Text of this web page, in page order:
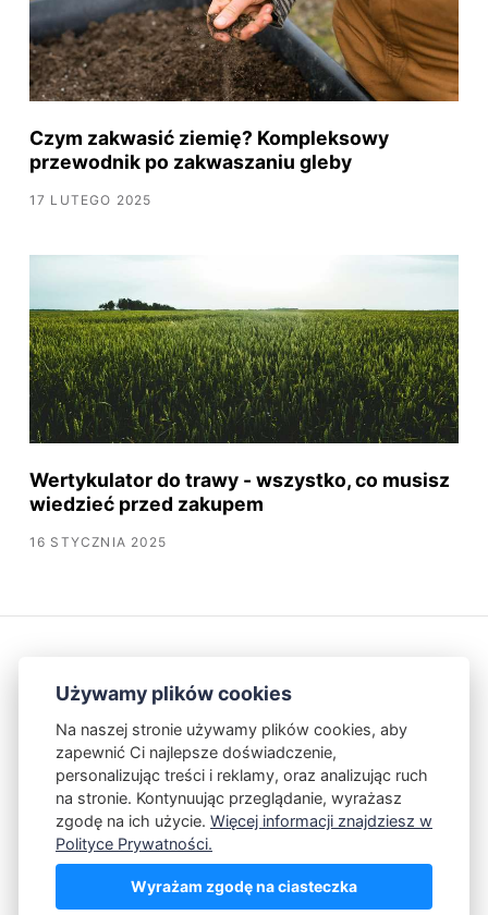
Czym zakwasić ziemię? Kompleksowy
przewodnik po zakwaszaniu gleby
17 LUTEGO 2025
Wertykulator do trawy - wszystko, co musisz
wiedzieć przed zakupem
16 STYCZNIA 2025
Kontakt Polityka Prywatności
Powered by Publii
Używamy plików cookies
Na naszej stronie używamy plików cookies, aby
zapewnić Ci najlepsze doświadczenie,
personalizując treści i reklamy, oraz analizując ruch
na stronie. Kontynuując przeglądanie, wyrażasz
zgodę na ich użycie. Więcej informacji znajdziesz w
Polityce Prywatności.
Wyrażam zgodę na ciasteczka